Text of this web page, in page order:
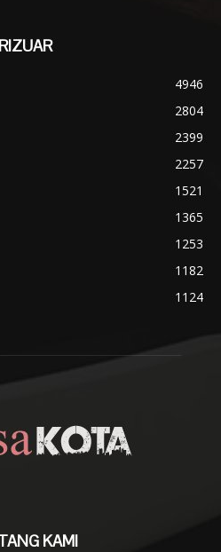
4946
2804
2399
2257
1521
1365
1253
1182
1124
KAMI